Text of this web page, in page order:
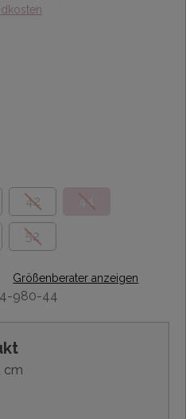
42 44
52
Größenberater anzeigen
980-44
cm